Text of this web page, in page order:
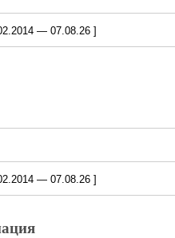
— 07.08.26 ]
— 07.08.26 ]